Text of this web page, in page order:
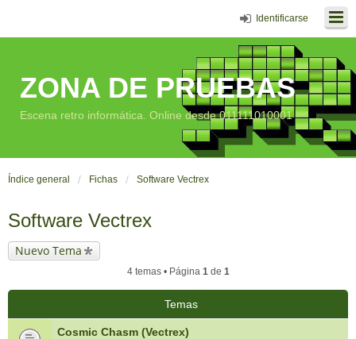
Identificarse
ZONA DE PRUEBAS
Escena retro informática. Online desde 011111010001
Índice general Fichas Software Vectrex
Software Vectrex
Nuevo Tema
4 temas • Página 1de 1
Temas
Cosmic Chasm (Vectrex)